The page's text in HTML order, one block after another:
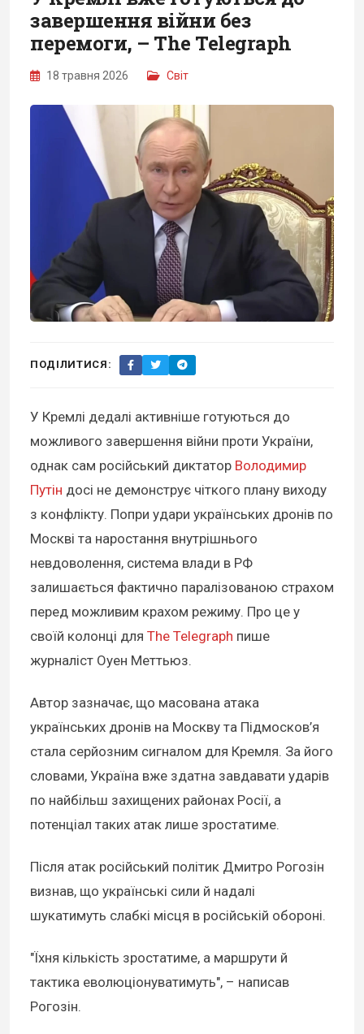
завершення війни без
перемоги, – The Telegraph
18 травня 2026 Світ
ПОДІЛИТИСЯ:
У Кремлі дедалі активніше готуються до
можливого завершення війни проти України,
однак сам російський диктатор Володимир
Путін досі не демонструє чіткого плану виходу
з конфлікту. Попри удари українських дронів по
Москві та наростання внутрішнього
невдоволення, система влади в РФ
залишається фактично паралізованою страхом
перед можливим крахом режиму. Про це у
своїй колонці для The Telegraph пише
журналіст Оуен Меттьюз.
Автор зазначає, що масована атака
українських дронів на Москву та Підмосков’я
стала серйозним сигналом для Кремля. За його
словами, Україна вже здатна завдавати ударів
по найбільш захищених районах Росії, а
потенціал таких атак лише зростатиме.
Після атак російський політик Дмитро Рогозін
визнав, що українські сили й надалі
шукатимуть слабкі місця в російській обороні.
"Їхня кількість зростатиме, а маршрути й
тактика еволюціонуватимуть", – написав
Рогозін.